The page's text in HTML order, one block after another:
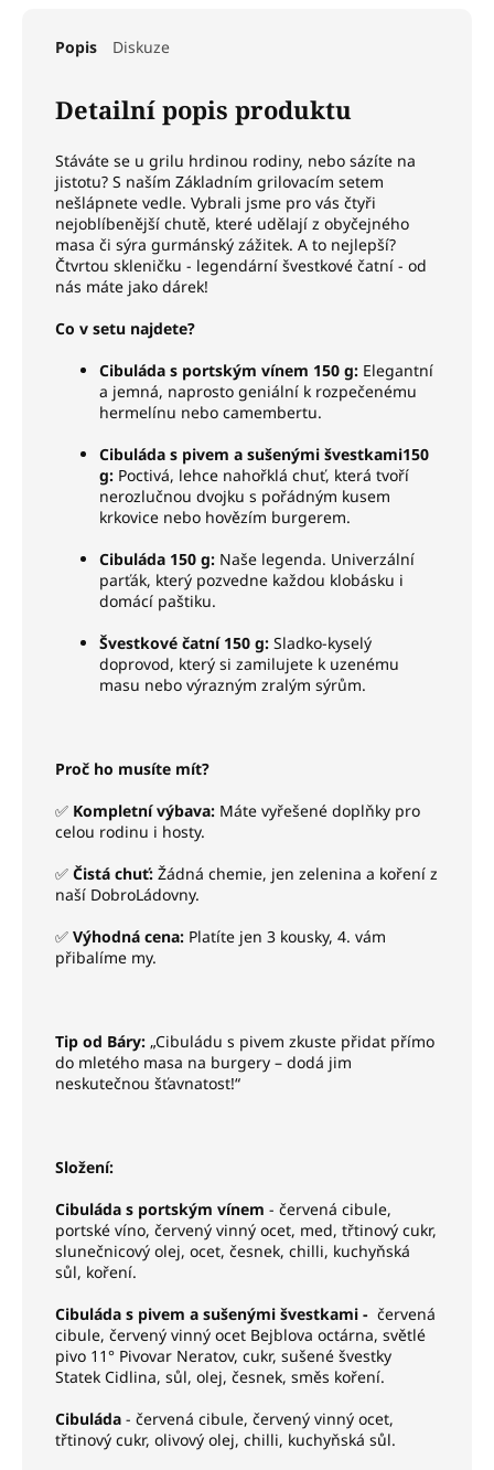
Popis Diskuze
Detailní popis produktu
Stáváte se u grilu hrdinou rodiny, nebo sázíte na
jistotu? S naším Základním grilovacím setem
nešlápnete vedle. Vybrali jsme pro vás čtyři
nejoblíbenější chutě, které udělají z obyčejného
masa či sýra gurmánský zážitek. A to nejlepší?
Čtvrtou skleničku - legendární švestkové čatní - od
nás máte jako dárek!
Co v setu najdete?
Cibuláda s portským vínem 150 g: Elegantní
a jemná, naprosto geniální k rozpečenému
hermelínu nebo camembertu.
Cibuláda s pivem a sušenými švestkami150
g: Poctivá, lehce nahořklá chuť, která tvoří
nerozlučnou dvojku s pořádným kusem
krkovice nebo hovězím burgerem.
Cibuláda 150 g: Naše legenda. Univerzální
parťák, který pozvedne každou klobásku i
domácí paštiku.
Švestkové čatní 150 g: Sladko-kyselý
doprovod, který si zamilujete k uzenému
masu nebo výrazným zralým sýrům.
Proč ho musíte mít?
✅ Kompletní výbava: Máte vyřešené doplňky pro
celou rodinu i hosty.
✅ Čistá chuť: Žádná chemie, jen zelenina a koření z
naší DobroLádovny.
✅ Výhodná cena: Platíte jen 3 kousky, 4. vám
přibalíme my.
Tip od Báry: „Cibuládu s pivem zkuste přidat přímo
do mletého masa na burgery – dodá jim
neskutečnou šťavnatost!“
Složení:
Cibuláda s portským vínem - červená cibule,
portské víno, červený vinný ocet, med, třtinový cukr,
slunečnicový olej, ocet, česnek, chilli, kuchyňská
sůl, koření.
Cibuláda s pivem a sušenými švestkami - červená
cibule, červený vinný ocet Bejblova octárna, světlé
pivo 11° Pivovar Neratov, cukr, sušené švestky
Statek Cidlina, sůl, olej, česnek, směs koření.
Cibuláda - červená cibule, červený vinný ocet,
třtinový cukr, olivový olej, chilli, kuchyňská sůl.